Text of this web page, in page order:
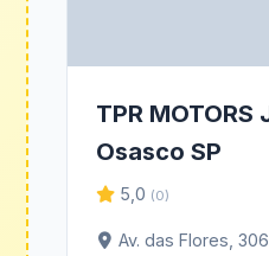
TPR
Osasco SP
5,0 (0)
Av. das Flores,